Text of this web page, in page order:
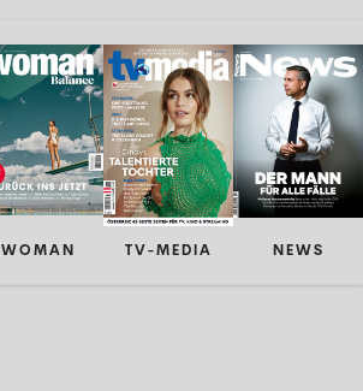
WOMAN TV-MEDIA NEWS